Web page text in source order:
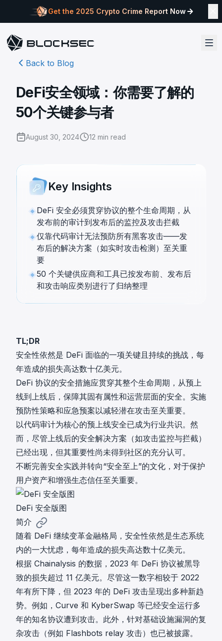
Get the 2025 Crypto Crime Report Now
Back to Blog
DeFi安全领域：你需要了解的
50个关键参与者
August 30, 2024 12 min read
Key Insights
DeFi 安全必须贯穿协议的整个生命周期，从
发布前的审计到发布后的监控及攻击拦截
仅靠代码审计无法预防所有黑客攻击——发
布后的解决方案（如实时攻击检测）至关重
要
50 个关键供应商和工具已按发布前、发布后
和攻击响应类别进行了归纳整理
TL;DR
安全性依然是 DeFi 面临的一项关键且持续的挑战，每
年造成的损失高达数十亿美元。
DeFi 协议的安全措施应贯穿其整个生命周期，从预上
线到上线后，保障其固有属性和运营层面的安全。实施
预防性策略和应急预案以减轻潜在攻击至关重要。
以代码审计为核心的预上线安全已成为行业共识。然
而，尽管上线后的安全解决方案（如攻击监控与拦截）
已经出现，但其重要性尚未得到社区的充分认可。
不断完善安全实践并转向“安全至上”的文化，对于保护
用户资产和增强生态信任至关重要。
DeFi 安全版图
简介
随着 DeFi 继续变革金融格局，安全性依然是生态系统
内的一大忧虑，每年造成的损失高达数十亿美元。
根据 Chainalysis 的数据，2023 年 DeFi 协议被黑导
致的损失超过 11 亿美元。尽管这一数字相较于 2022
年有所下降，但 2023 年的 DeFi 攻击呈现出多种新趋
势。例如， Curve 和 KyberSwap 等已经安全运行多
年的知名协议遭到攻击。此外，针对基础设施漏洞的复
杂攻击（例如 Flashbots relay 攻击）也已被披露。